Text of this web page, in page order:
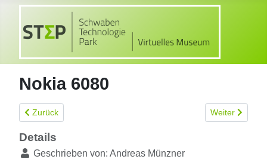
Nokia 6080
Vorheriger Beitrag: Nokia 6020
Zurück Nächster
Weiter
Details
Geschrieben von: Andreas Münzner